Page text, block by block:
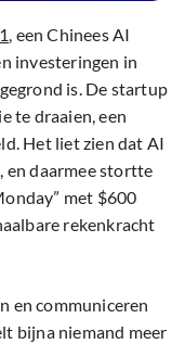
, een Chinees AI
investeringen in
is. De startup
te draaien, een
Het liet zien dat AI
en daarmee stortte
met $600
rekenkracht
en communiceren
bijna niemand meer